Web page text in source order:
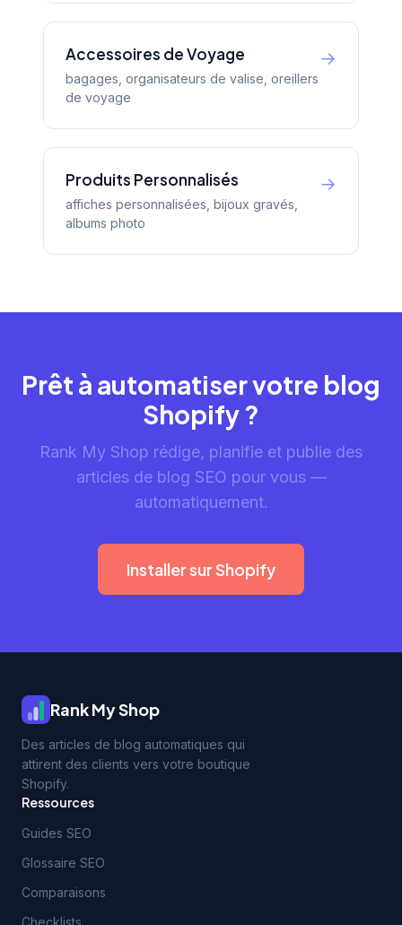
Accessoires de Voyage
bagages, organisateurs de valise, oreillers
de voyage
→
Produits Personnalisés
affiches personnalisées, bijoux gravés,
albums photo
→
Prêt à automatiser votre blog
Shopify ?
Rank My Shop rédige, planifie et publie des
articles de blog SEO pour vous —
automatiquement.
Installer sur Shopify
Rank My Shop
Des articles de blog automatiques qui
attirent des clients vers votre boutique
Shopify.
Ressources
Guides SEO
Glossaire SEO
Comparaisons
Checklists